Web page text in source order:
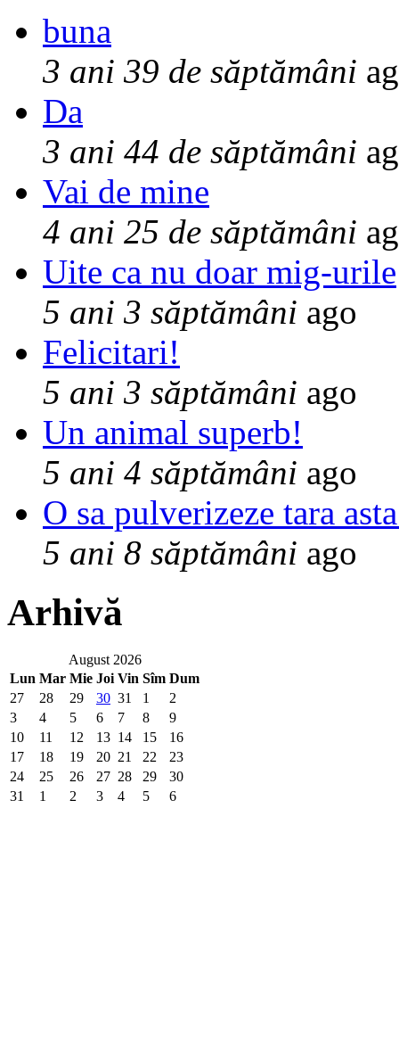
buna
3 ani 39 de săptămâni
Da
3 ani 44 de săptămâni
Vai de mine
4 ani 25 de săptămâni
Uite ca nu doar mig-urile
5 ani 3 săptămâni ago
Felicitari!
5 ani 3 săptămâni ago
Un animal superb!
5 ani 4 săptămâni ago
O sa pulverizeze tara
5 ani 8 săptămâni ago
Arhivă
August 2026
Lun Mar Mie Joi Vin Sîm Dum
27
28 29 30 31 1
2
3
4 5 6 7 8
9
10
11 12 13 14 15
16
17
18 19 20 21 22
23
24
25 26 27 28 29
30
31
1 2 3 4 5 6